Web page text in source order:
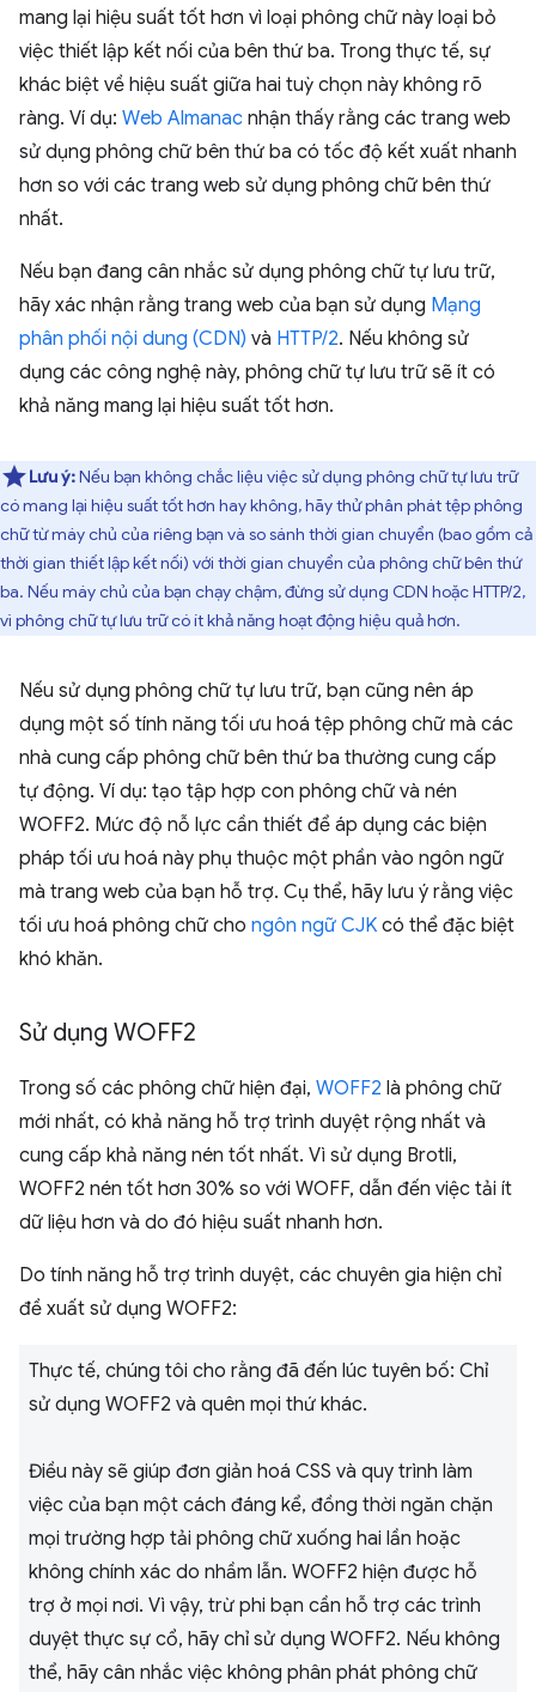
mang lại hiệu suất tốt hơn vì loại phông chữ này loại bỏ
việc thiết lập kết nối của bên thứ ba. Trong thực tế, sự
khác biệt về hiệu suất giữa hai tuỳ chọn này không rõ
ràng. Ví dụ: Web Almanac nhận thấy rằng các trang web
sử dụng phông chữ bên thứ ba có tốc độ kết xuất nhanh
hơn so với các trang web sử dụng phông chữ bên thứ
nhất.
Nếu bạn đang cân nhắc sử dụng phông chữ tự lưu trữ,
hãy xác nhận rằng trang web của bạn sử dụng Mạng
phân phối nội dung (CDN) và HTTP/2. Nếu không sử
dụng các công nghệ này, phông chữ tự lưu trữ sẽ ít có
khả năng mang lại hiệu suất tốt hơn.
Lưu ý:Nếu bạn không chắc liệu việc sử dụng phông chữ tự lưu trữ
có mang lại hiệu suất tốt hơn hay không, hãy thử phân phát tệp phông
chữ từ máy chủ của riêng bạn và so sánh thời gian chuyển (bao gồm cả
thời gian thiết lập kết nối) với thời gian chuyển của phông chữ bên thứ
ba. Nếu máy chủ của bạn chạy chậm, đừng sử dụng CDN hoặc HTTP/2,
vì phông chữ tự lưu trữ có ít khả năng hoạt động hiệu quả hơn.
Nếu sử dụng phông chữ tự lưu trữ, bạn cũng nên áp
dụng một số tính năng tối ưu hoá tệp phông chữ mà các
nhà cung cấp phông chữ bên thứ ba thường cung cấp
tự động. Ví dụ: tạo tập hợp con phông chữ và nén
WOFF2. Mức độ nỗ lực cần thiết để áp dụng các biện
pháp tối ưu hoá này phụ thuộc một phần vào ngôn ngữ
mà trang web của bạn hỗ trợ. Cụ thể, hãy lưu ý rằng việc
tối ưu hoá phông chữ cho ngôn ngữ CJK có thể đặc biệt
khó khăn.
Sử dụng WOFF2
Trong số các phông chữ hiện đại, WOFF2 là phông chữ
mới nhất, có khả năng hỗ trợ trình duyệt rộng nhất và
cung cấp khả năng nén tốt nhất. Vì sử dụng Brotli,
WOFF2 nén tốt hơn 30% so với WOFF, dẫn đến việc tải ít
dữ liệu hơn và do đó hiệu suất nhanh hơn.
Do tính năng hỗ trợ trình duyệt, các chuyên gia hiện chỉ
đề xuất sử dụng WOFF2:
Thực tế, chúng tôi cho rằng đã đến lúc tuyên bố: Chỉ
sử dụng WOFF2 và quên mọi thứ khác.
Điều này sẽ giúp đơn giản hoá CSS và quy trình làm
việc của bạn một cách đáng kể, đồng thời ngăn chặn
mọi trường hợp tải phông chữ xuống hai lần hoặc
không chính xác do nhầm lẫn. WOFF2 hiện được hỗ
trợ ở mọi nơi. Vì vậy, trừ phi bạn cần hỗ trợ các trình
duyệt thực sự cổ, hãy chỉ sử dụng WOFF2. Nếu không
thể, hãy cân nhắc việc không phân phát phông chữ